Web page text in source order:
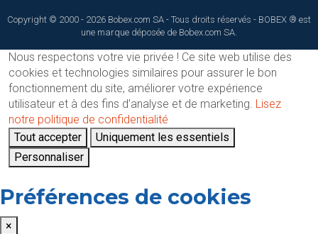
Copyright © 2000 - 2026 Bobex.com SA - Tous droits réservés - BOBEX ® est
une marque déposée de Bobex.com SA.
Nous respectons votre vie privée ! Ce site web utilise des
cookies et technologies similaires pour assurer le bon
fonctionnement du site, améliorer votre expérience
utilisateur et à des fins d'analyse et de marketing. Lisez
notre politique de confidentialité
Tout accepter
Uniquement les essentiels
Personnaliser
Préférences de cookies
×